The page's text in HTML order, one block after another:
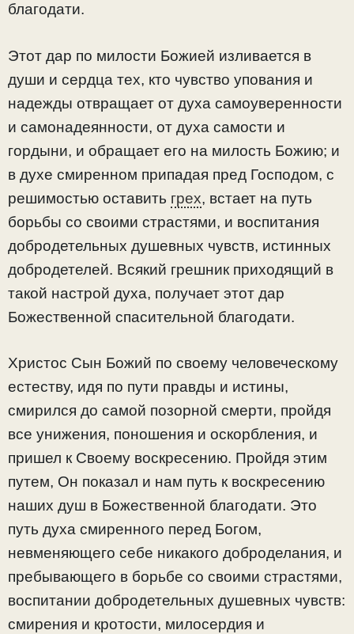
благодати.
Этот дар по милости Божией изливается в
души и сердца тех, кто чувство упования и
надежды отвращает от духа самоуверенности
и самонадеянности, от духа самости и
гордыни, и обращает его на милость Божию; и
в духе смиренном припадая пред Господом, с
решимостью оставить грех, встает на путь
борьбы со своими страстями, и воспитания
добродетельных душевных чувств, истинных
добродетелей. Всякий грешник приходящий в
такой настрой духа, получает этот дар
Божественной спасительной благодати.
Христос Сын Божий по своему человеческому
естеству, идя по пути правды и истины,
смирился до самой позорной смерти, пройдя
все унижения, поношения и оскорбления, и
пришел к Своему воскресению. Пройдя этим
путем, Он показал и нам путь к воскресению
наших душ в Божественной благодати. Это
путь духа смиренного перед Богом,
невменяющего себе никакого доброделания, и
пребывающего в борьбе со своими страстями,
воспитании добродетельных душевных чувств:
смирения и кротости, милосердия и